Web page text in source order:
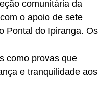
comunitária da
o apoio de sete
Pontal do Ipiranga. Os
como provas que
e tranquilidade aos